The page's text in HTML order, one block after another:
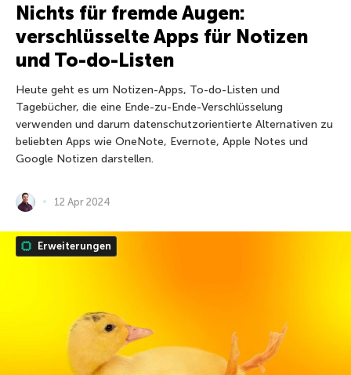
Nichts für fremde Augen:
verschlüsselte Apps für Notizen
und To-do-Listen
Heute geht es um Notizen-Apps, To-do-Listen und
Tagebücher, die eine Ende-zu-Ende-Verschlüsselung
verwenden und darum datenschutzorientierte Alternativen zu
beliebten Apps wie OneNote, Evernote, Apple Notes und
Google Notizen darstellen.
12 Apr 2024
Erweiterungen